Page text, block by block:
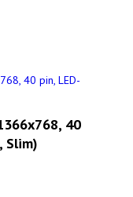
40
Slim)